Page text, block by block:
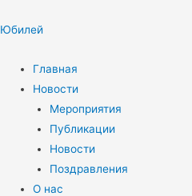
Юбилей
Главная
Новости
Мероприятия
Публикации
Новости
Поздравления
О нас